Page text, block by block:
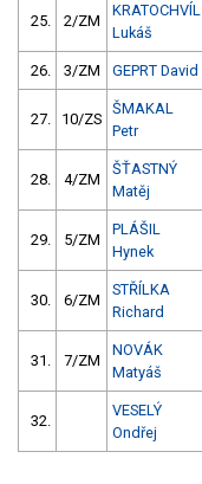
25. 2/ZM
KRATOCHVÍL
Lukáš
26. 3/ZM GEPRT David
27. 10/ZS
ŠMAKAL
Petr
28. 4/ZM
ŠŤASTNÝ
Matěj
29. 5/ZM
PLÁŠIL
Hynek
30. 6/ZM
STŘÍLKA
Richard
31. 7/ZM
NOVÁK
Matyáš
32.
VESELÝ
Ondřej